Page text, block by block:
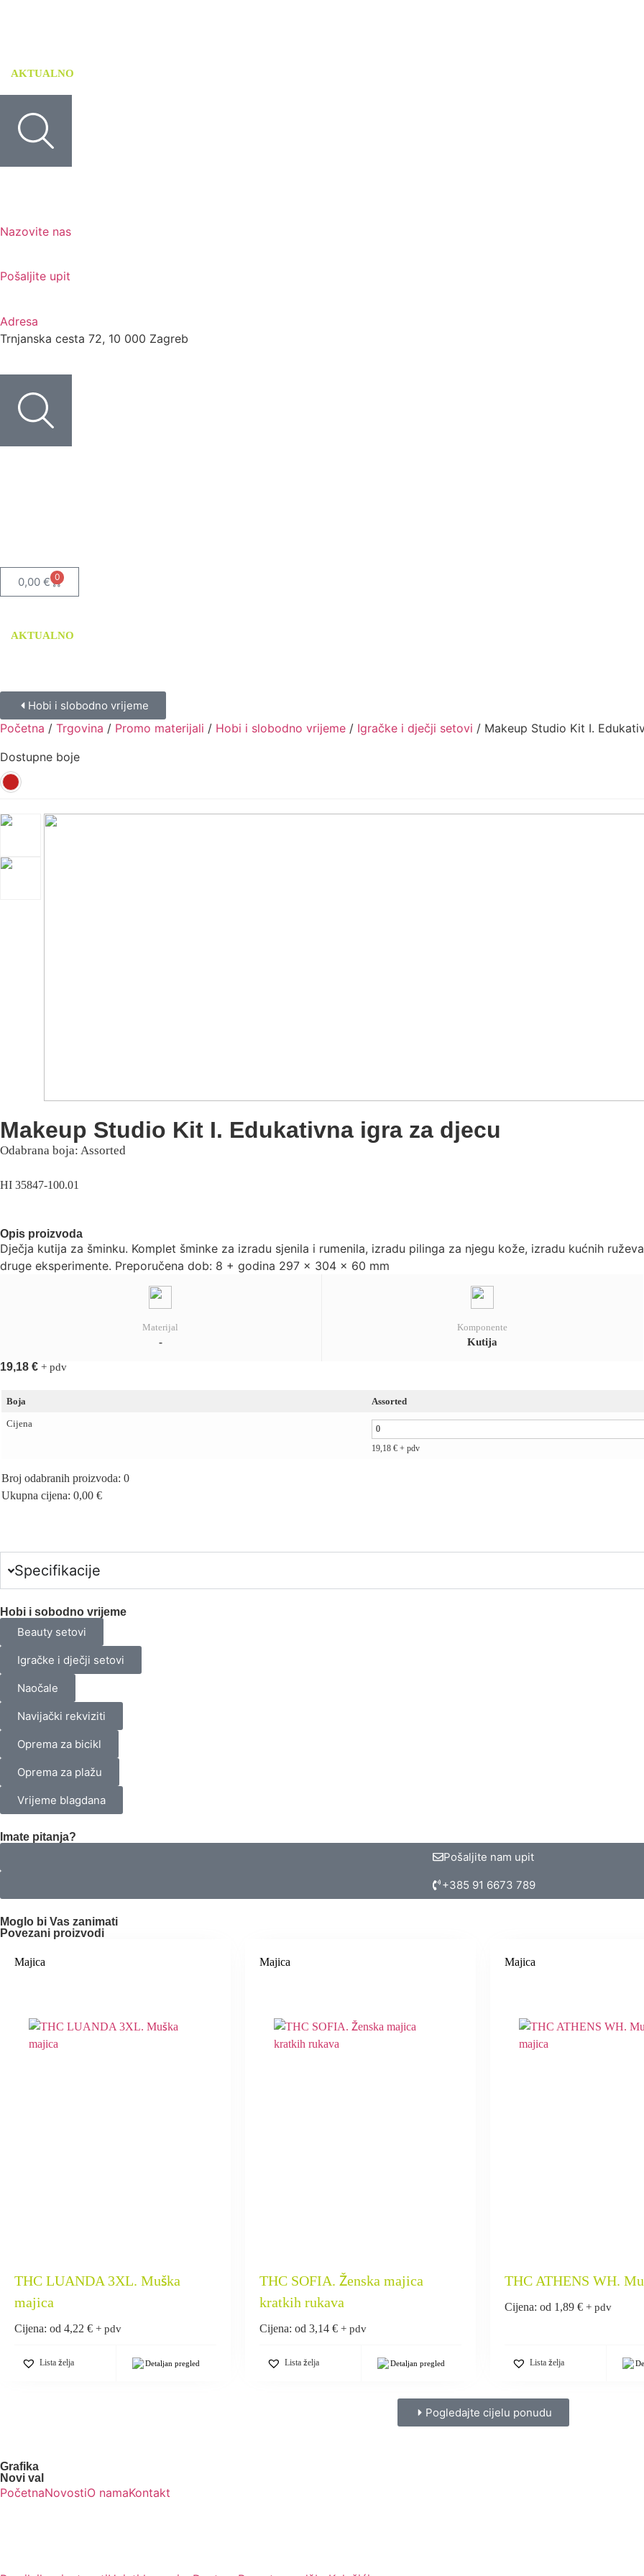
AKTUALNO
Nazovite nas
Pošaljite upit
Adresa
Trnjanska cesta 72, 10 000 Zagreb
0,00 € 0
AKTUALNO
Hobi i slobodno vrijeme
Početna / Trgovina / Promo materijali / Hobi i slobodno vrijeme / Igračke i dječji setovi / Makeup Studio Kit I.
Dostupne boje
Makeup Studio Kit I. Edukativna igra za djecu
Odabrana boja: Assorted
HI 35847-100.01
Opis proizvoda
Dječja kutija za šminku. Komplet šminke za izradu sjenila i rumenila, izradu pilinga za njegu kože, izradu kućnih
druge eksperimente. Preporučena dob: 8 + godina 297 x 304 x 60 mm
Materijal
-
Komponente
Kutija
19,18 € + pdv
Boja Assorted
Cijena
19,18 € + pdv
Broj odabranih proizvoda: 0
Ukupna cijena: 0,00 €
Specifikacije
Hobi i sobodno vrijeme
Beauty setovi
Igračke i dječji setovi
Naočale
Navijački rekviziti
Oprema za bicikl
Oprema za plažu
Vrijeme blagdana
Imate pitanja?
Pošaljite nam upit
+385 91 6673 789
Moglo bi Vas zanimati
Povezani proizvodi
Majica
THC LUANDA 3XL. Muška
majica
Cijena: od 4,22 € + pdv
Lista želja Detaljan pregled
Majica
THC SOFIA. Ženska majica
kratkih rukava
Cijena: od 3,14 € + pdv
Lista želja Detaljan pregled
Majica
THC ATHENS WH.
Cijena: od 1,89 € + pdv
Lista želja
Pogledajte cijelu ponudu
Grafika
Novi val
PočetnaNovostiO namaKontakt